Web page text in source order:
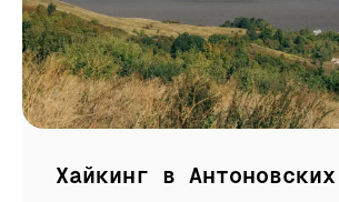
Хайкинг в